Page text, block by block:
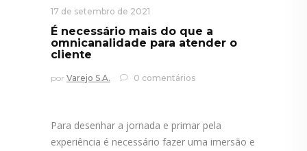
17 de setembro de 2021
É necessário mais do que a
omnicanalidade para atender o
cliente
por Varejo S.A. 0 comentários
Para desenhar a jornada e primar pela
experiência é necessário fazer uma imersão e